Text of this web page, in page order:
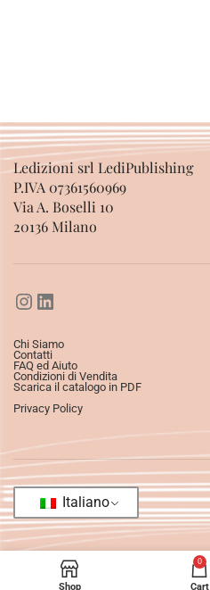
Ledizioni srl LediPublishing
P.IVA 07361560969
Via A. Boselli 10
20136 Milano
Chi Siamo
Contatti
FAQ ed Aiuto
Condizioni di Vendita
Scarica il catalogo in PDF
Privacy Policy
Italiano
Shop
0
Cart